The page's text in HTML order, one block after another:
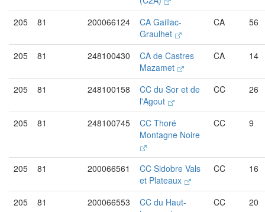
205 81 200066124
CA Gaillac-
Graulhet
CA 56
205 81 248100430
CA de Castres
Mazamet
CA 14
205 81 248100158
CC du Sor et de
l'Agout
CC 26
205 81 248100745
CC Thoré
Montagne Noire
CC 9
205 81 200066561
CC Sidobre Vals
et Plateaux
CC 16
205 81 200066553
CC du Haut-
CC 20